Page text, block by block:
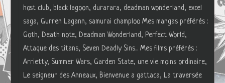
host club, black lagoon, durarara, deadman wonderland, excel
saga, Gurren Lagann, samurai champloo Mes mangas préférés :
Goth, Death note, Deadman Wonderland, Perfect World,
Attaque des titans, Seven Deadly Sins... Mes films préférés :
Arrietty, Summer Wars, Garden State, une vie moins ordinaire,
Le seigneur des Anneaux, Bienvenue a gattaca, La traversée